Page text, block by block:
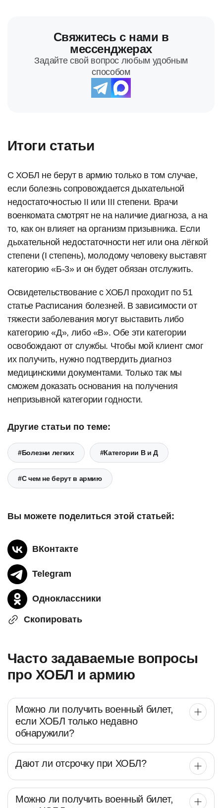
Свяжитесь с нами в
мессенджерах
Задайте свой вопрос любым удобным
способом
Итоги статьи
С ХОБЛ не берут в армию только в том случае,
если болезнь сопровождается дыхательной
недостаточностью II или III степени. Врачи
военкомата смотрят не на наличие диагноза, а на
то, как он влияет на организм призывника. Если
дыхательной недостаточности нет или она лёгкой
степени (I степень), молодому человеку выставят
категорию «Б-3» и он будет обязан отслужить.
Освидетельствование с ХОБЛ проходит по 51
статье Расписания болезней. В зависимости от
тяжести заболевания могут выставить либо
категорию «Д», либо «В». Обе эти категории
освобождают от службы. Чтобы мой клиент смог
их получить, нужно подтвердить диагноз
медицинскими документами. Только так мы
сможем доказать основания на получения
непризывной категории годности.
Другие статьи по теме:
#Болезни легких #Категории В и Д
#С чем не берут в армию
Вы можете поделиться этой статьей:
ВКонтакте
Telegram
Одноклассники
Скопировать
Часто задаваемые вопросы
про ХОБЛ и армию
Можно ли получить военный билет,
если ХОБЛ только недавно
обнаружили?
Дают ли отсрочку при ХОБЛ?
Можно ли получить военный билет,